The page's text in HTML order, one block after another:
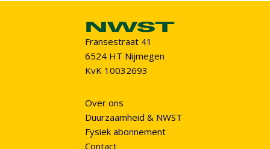
Fransestraat 41
6524 HT Nijmegen
KvK 10032693
Over ons
Duurzaamheid & NWST
Fysiek abonnement
Contact